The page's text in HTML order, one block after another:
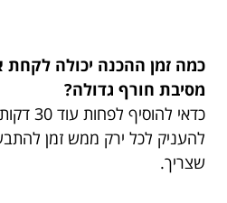
כמה זמן ההכנה יכולה לקחת
מסיבת חורף גדולה?
כדאי
להעניק לכל ירק ממש זמן
שצריך.